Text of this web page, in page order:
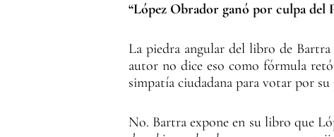
“López Obrador ganó por culpa del
La piedra angular del libro de
autor no dice eso como fórmula
simpatía ciudadana para votar por
No. Bartra expone en su libro que